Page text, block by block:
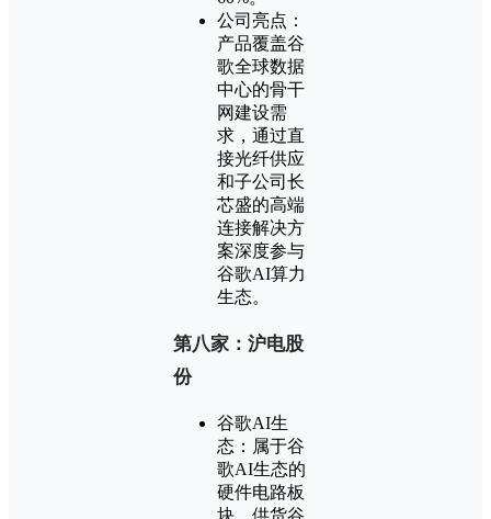
公司亮点：
产品覆盖谷
歌全球数据
中心的骨干
网建设需
求，通过直
接光纤供应
和子公司长
芯盛的高端
连接解决方
案深度参与
谷歌AI算力
生态。
第八家：沪电股
份
谷歌AI生
态：属于谷
歌AI生态的
硬件电路板
块。供货谷